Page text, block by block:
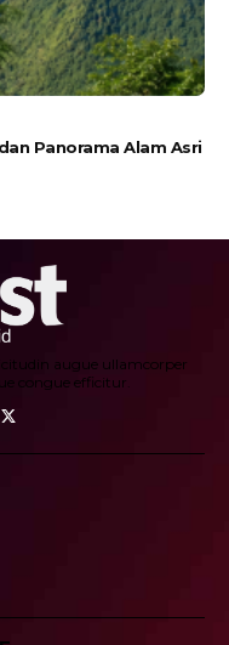
Panorama Alam Asri
augue ullamcorper
congue efficitur.